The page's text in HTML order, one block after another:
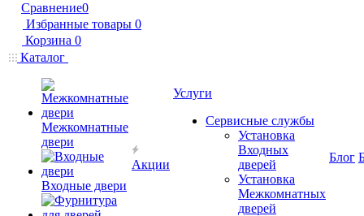
Сравнение0
Избранные товары 0
Корзина 0
Каталог
Межкомнатные
двери
Входные двери
Акции
Услуги
Сервисные службы
Установка
Входных
дверей
Установка
Межкомнатных
дверей
Блог